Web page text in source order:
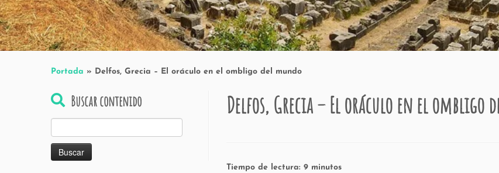
Portada » Delfos, Grecia – El oráculo en el ombligo del mundo
Buscar contenido Delfos, Grecia – El oráculo en el ombligo
Tiempo de lectura: 9 minutos